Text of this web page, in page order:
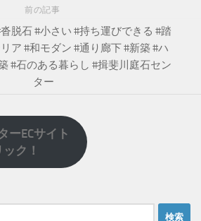
前の記事
脱石 #小さい #持ち運びできる #踏
ア #和モダン #通り廊下 #新築 #ハ
#石のある暮らし #揖斐川庭石セン
ター
ーECサイト
ク！